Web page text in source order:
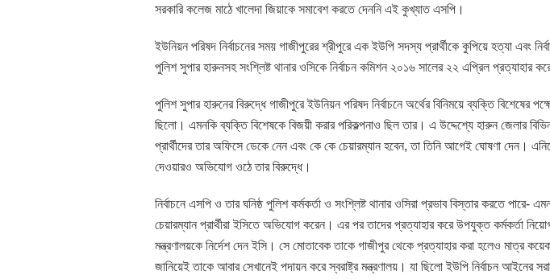
সরকারি কলেজ মাঠে খালেদা জিয়াকে সমাবেশ করতে দেননি এই কুখ্যাত এসপি।
ইউনিয়ন পরিষদ নির্বাচনের সময় গাজীপুরের শ্রীপুরে এক ইউপি সদস্য প্রার্থীকে কুপিয়ে হত্যা এবং
পুলিশ সুপার হারুনসহ সংশ্লিষ্ট থানার ওসিকে নির্বাচন কমিশন ২০১৬ সালের ২২ এপ্রিল প্রত্যাহার
পুলিশ সুপার হারুনের বিরুদ্ধে গাজীপুরে ইউনিয়ন পরিষদ নির্বাচনে অর্থের বিনিময়ে ব্যক্তি বিশেষের
ছিলো। এমনকি ব্যক্তি বিশেষকে বিজয়ী করার পরিকল্পনাও ছিল তার। এ উদ্দেশ্যে হারুন জেলার
প্রার্থীদের তার অফিসে ডেকে নেন এবং কে কে চেয়ারম্যান হবেন, তা তিনি আগেই ঘোষণা দেন।
দেওয়ারও অভিযোগ ওঠে তার বিরুদ্ধে।
নির্বাচনে এসপি ও তার ঘনিষ্ঠ পুলিশ কর্মকর্তা ও সংশ্লিষ্ট থানার ওসিরা প্রভাব বিস্তার করতে
চেয়ারম্যান প্রার্থীরা ইসিতে অভিযোগ করেন। এর পর তাদের প্রত্যাহার করে উপযুক্ত কর্মকর্তা
মন্ত্রণালয়কে নির্দেশ দেন ইসি। সে মোতাবেক তাকে গাজীপুর থেকে প্রত্যাহার করা হলেও মাত্র
জানিয়েই তাকে আবার সেখানেই পদায়ন করে স্বরাষ্ট্র মন্ত্রণালয়। যা ছিলো ইউপি নির্বাচন আইনের